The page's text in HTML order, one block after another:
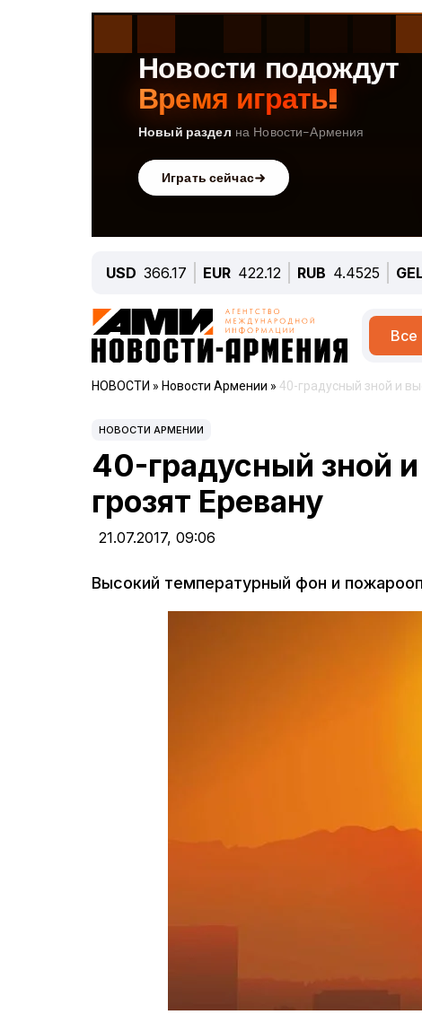
USD 366.17 EUR 422.12 RUB 4.4525
Все
НОВОСТИ » Новости Армении » 40-градусный зной и
НОВОСТИ АРМЕНИИ
40-градусный зной
грозят Еревану
21.07.2017, 09:06
Высокий температурный фон и